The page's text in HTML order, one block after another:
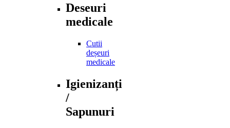
Deseuri
medicale
Cutii
deșeuri
medicale
Igienizanți
/
Sapunuri